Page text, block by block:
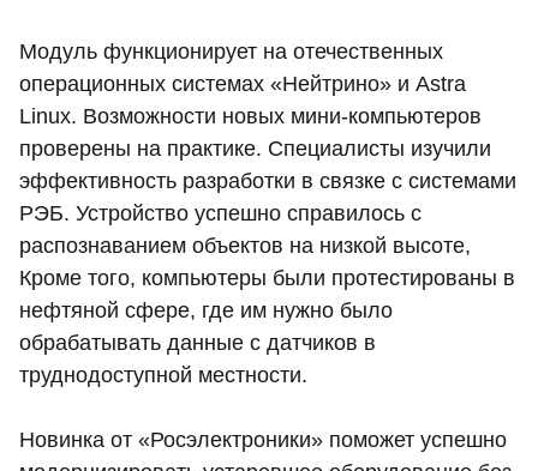
Модуль функционирует на отечественных
операционных системах «Нейтрино» и Astra
Linux. Возможности новых мини-компьютеров
проверены на практике. Специалисты изучили
эффективность разработки в связке с системами
РЭБ. Устройство успешно справилось с
распознаванием объектов на низкой высоте,
Кроме того, компьютеры были протестированы в
нефтяной сфере, где им нужно было
обрабатывать данные с датчиков в
труднодоступной местности.
Новинка от «Росэлектроники» поможет успешно